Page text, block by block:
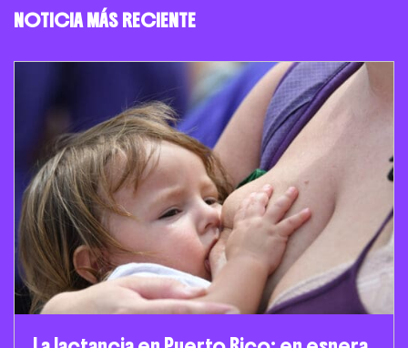
NOTICIA MÁS RECIENTE